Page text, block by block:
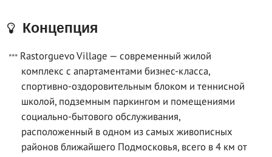
Концепция
Rastorguevo Village — современный жилой
комплекс с апартаментами бизнес-класса,
спортивно-оздоровительным блоком и теннисной
школой, подземным паркингом и помещениями
социально-бытового обслуживания,
расположенный в одном из самых живописных
районов ближайшего Подмосковья, всего в 4 км от